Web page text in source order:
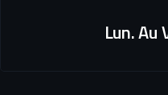
Lun. Au